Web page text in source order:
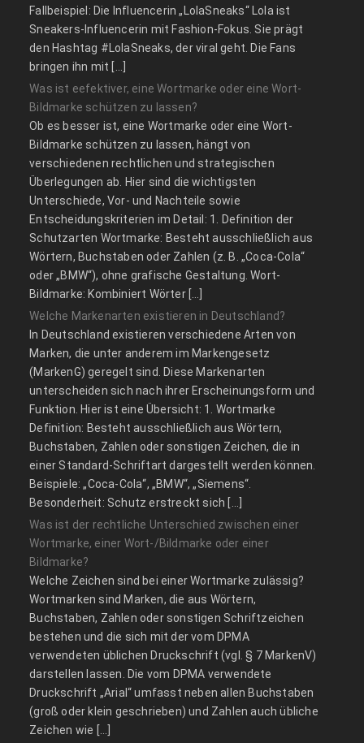
Fallbeispiel: Die Influencerin „LolaSneaks“ Lola ist
Sneakers-Influencerin mit Fashion-Fokus. Sie prägt
den Hashtag #LolaSneaks, der viral geht. Die Fans
bringen ihn mit […]
Was ist eefektiver, eine Wortmarke oder eine Wort-
Bildmarke schützen zu lassen?
Ob es besser ist, eine Wortmarke oder eine Wort-
Bildmarke schützen zu lassen, hängt von
verschiedenen rechtlichen und strategischen
Überlegungen ab. Hier sind die wichtigsten
Unterschiede, Vor- und Nachteile sowie
Entscheidungskriterien im Detail: 1. Definition der
Schutzarten Wortmarke: Besteht ausschließlich aus
Wörtern, Buchstaben oder Zahlen (z. B. „Coca-Cola“
oder „BMW“), ohne grafische Gestaltung. Wort-
Bildmarke: Kombiniert Wörter […]
Welche Markenarten existieren in Deutschland?
In Deutschland existieren verschiedene Arten von
Marken, die unter anderem im Markengesetz
(MarkenG) geregelt sind. Diese Markenarten
unterscheiden sich nach ihrer Erscheinungsform und
Funktion. Hier ist eine Übersicht: 1. Wortmarke
Definition: Besteht ausschließlich aus Wörtern,
Buchstaben, Zahlen oder sonstigen Zeichen, die in
einer Standard-Schriftart dargestellt werden können.
Beispiele: „Coca-Cola“, „BMW“, „Siemens“.
Besonderheit: Schutz erstreckt sich […]
Was ist der rechtliche Unterschied zwischen einer
Wortmarke, einer Wort-/Bildmarke oder einer
Bildmarke?
Welche Zeichen sind bei einer Wortmarke zulässig?
Wortmarken sind Marken, die aus Wörtern,
Buchstaben, Zahlen oder sonstigen Schriftzeichen
bestehen und die sich mit der vom DPMA
verwendeten üblichen Druckschrift (vgl. § 7 MarkenV)
darstellen lassen. Die vom DPMA verwendete
Druckschrift „Arial“ umfasst neben allen Buchstaben
(groß oder klein geschrieben) und Zahlen auch übliche
Zeichen wie […]